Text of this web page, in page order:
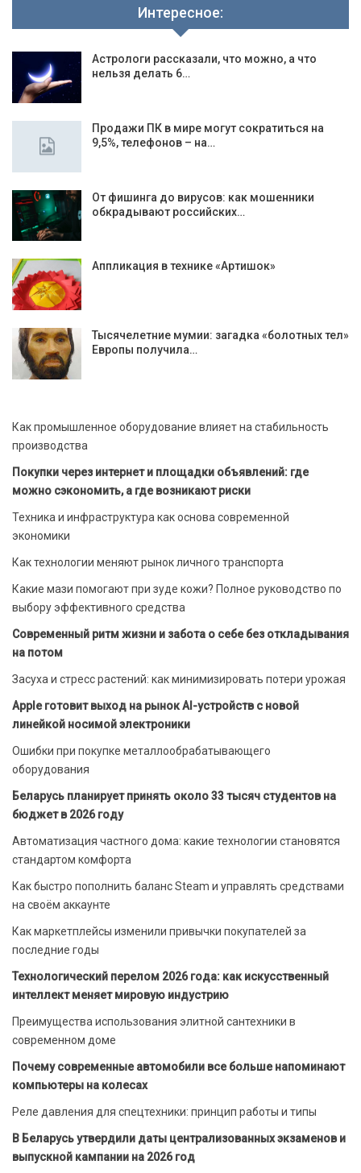
Интересное:
Астрологи рассказали, что можно, а что
нельзя делать 6…
Продажи ПК в мире могут сократиться на
9,5%, телефонов – на…
От фишинга до вирусов: как мошенники
обкрадывают российских…
Аппликация в технике «Артишок»
Тысячелетние мумии: загадка «болотных тел»
Европы получила…
Как промышленное оборудование влияет на стабильность
производства
Покупки через интернет и площадки объявлений: где
можно сэкономить, а где возникают риски
Техника и инфраструктура как основа современной
экономики
Как технологии меняют рынок личного транспорта
Какие мази помогают при зуде кожи? Полное руководство по
выбору эффективного средства
Современный ритм жизни и забота о себе без откладывания
на потом
Засуха и стресс растений: как минимизировать потери урожая
Apple готовит выход на рынок AI-устройств с новой
линейкой носимой электроники
Ошибки при покупке металлообрабатывающего
оборудования
Беларусь планирует принять около 33 тысяч студентов на
бюджет в 2026 году
Автоматизация частного дома: какие технологии становятся
стандартом комфорта
Как быстро пополнить баланс Steam и управлять средствами
на своём аккаунте
Как маркетплейсы изменили привычки покупателей за
последние годы
Технологический перелом 2026 года: как искусственный
интеллект меняет мировую индустрию
Преимущества использования элитной сантехники в
современном доме
Почему современные автомобили все больше напоминают
компьютеры на колесах
Реле давления для спецтехники: принцип работы и типы
В Беларусь утвердили даты централизованных экзаменов и
выпускной кампании на 2026 год